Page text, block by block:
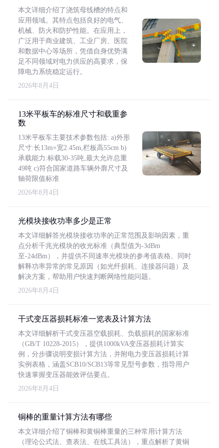
本文详细介绍了浇筑母线槽的特点和
应用领域。其特点包括良好的电气、
机械、防火和防护性能。在应用上，
广泛用于商业建筑、工业厂房、医院
和数据中心等场所，凭借自身优势满
足不同领域对电力供应的高要求，保
障电力系统稳定运行。
2026年8月4日
13米平板车的标准尺寸和载重参
数
13米平板车主要技术参数包括: a)外形
尺寸:长13m×宽2.45m,栏板高55cm b)
承载能力:标载30-35吨,最大允许总重
49吨 c)符合国家道路车辆外廓尺寸及
轴荷限值标准
2026年8月4日
光模块接收功率多少是正常
本文详细解答光模块接收功率的正常范围及影响因素，重
点分析千兆光模块的收光标准（典型值为-3dBm
至-24dBm），并提供不同速率光模块的参考值表格。同时
解释功率异常的常见原因（如光纤损耗、连接器问题）及
解决方案，帮助用户快速判断网络性能问题。
2026年8月4日
干式变压器损耗标准一览表及计算方法
本文详细解析干式变压器空载损耗、负载损耗的国家标准
（GB/T 10228-2015），提供1000kVA变压器损耗计算实
例，分步骤说明变损计算方法，并附电力变压器损耗计算
实例表格，涵盖SCB10/SCB13等常见型号参数，指导用户
快速掌握变压器能效评估要点。
2026年8月4日
铜棒的重量计算方法有哪些
本文详细介绍了铜棒和黄铜棒重量的三种常用计算方法
（理论公式法、查表法、在线工具法），重点解析了黄铜